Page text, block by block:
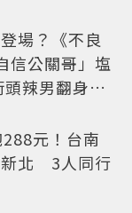
場？《不良
信公關哥」塩
辣男翻身當
元！台南
新北 3人同行